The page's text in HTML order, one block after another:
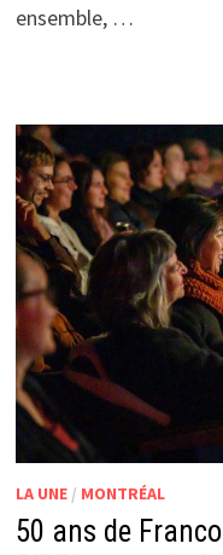
ensemble, …
LA UNE/ MONTRÉAL
50 ans de